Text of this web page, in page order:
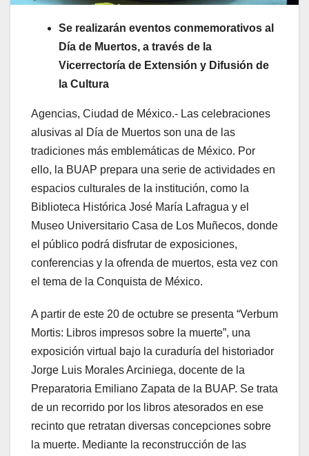
Se realizarán eventos conmemorativos al
Día de Muertos, a través de la
Vicerrectoría de Extensión y Difusión de
la Cultura
Agencias, Ciudad de México.- Las celebraciones
alusivas al Día de Muertos son una de las
tradiciones más emblemáticas de México. Por
ello, la BUAP prepara una serie de actividades en
espacios culturales de la institución, como la
Biblioteca Histórica José María Lafragua y el
Museo Universitario Casa de Los Muñecos, donde
el público podrá disfrutar de exposiciones,
conferencias y la ofrenda de muertos, esta vez con
el tema de la Conquista de México.
A partir de este 20 de octubre se presenta “Verbum
Mortis: Libros impresos sobre la muerte”, una
exposición virtual bajo la curaduría del historiador
Jorge Luis Morales Arciniega, docente de la
Preparatoria Emiliano Zapata de la BUAP. Se trata
de un recorrido por los libros atesorados en ese
recinto que retratan diversas concepciones sobre
la muerte. Mediante la reconstrucción de las